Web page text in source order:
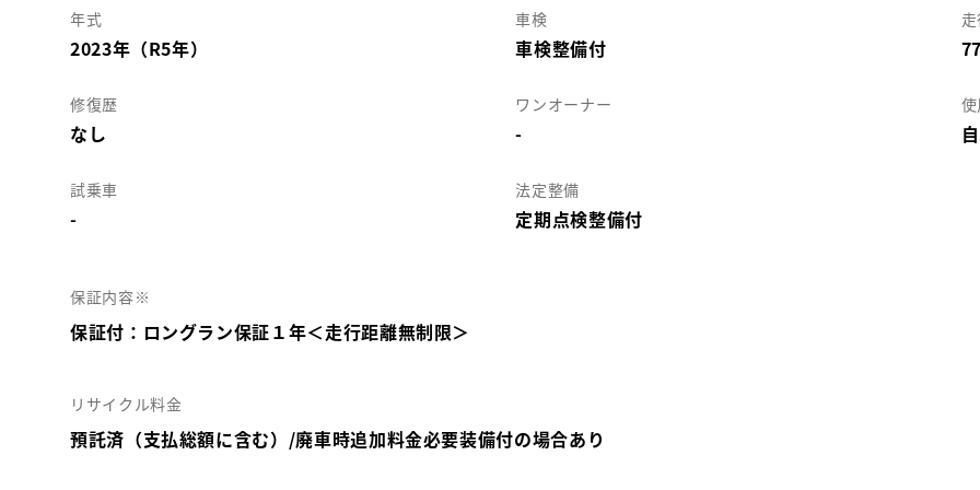
年式
2023年（R5年）
車検
車検整備付
修復歴
なし
ワンオーナー
-
試乗車
-
法定整備
定期点検整備付
保証内容※
保証付：ロングラン保証１年＜走行距離無制限＞
リサイクル料金
預託済（支払総額に含む）/廃車時追加料金必要装備付の場合あり